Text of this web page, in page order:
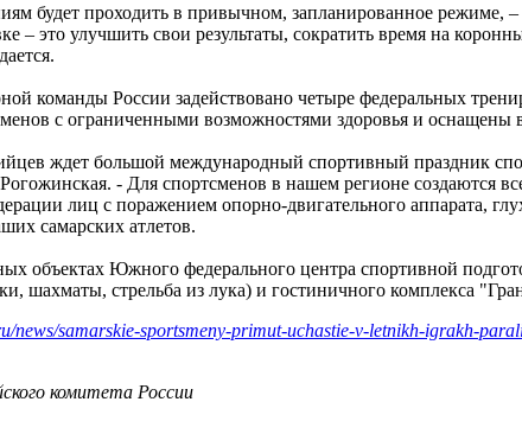
будет проходить в привычном, запланированное
– это улучшить свои результаты, сократить время на
команды России задействовано четыре федеральных
с ограниченными возможностями здоровья и
ждет большой международный спортивный праздник
- Для спортсменов в нашем регионе создаются
лиц с поражением опорно-двигательного
самарских атлетов.
объектах Южного федерального центра спортивной
шахматы, стрельба из лука) и гостиничного комплекса
news/samarskie-sportsmeny-primut-uchastie-v-letnikh-igrakh-
комитета России